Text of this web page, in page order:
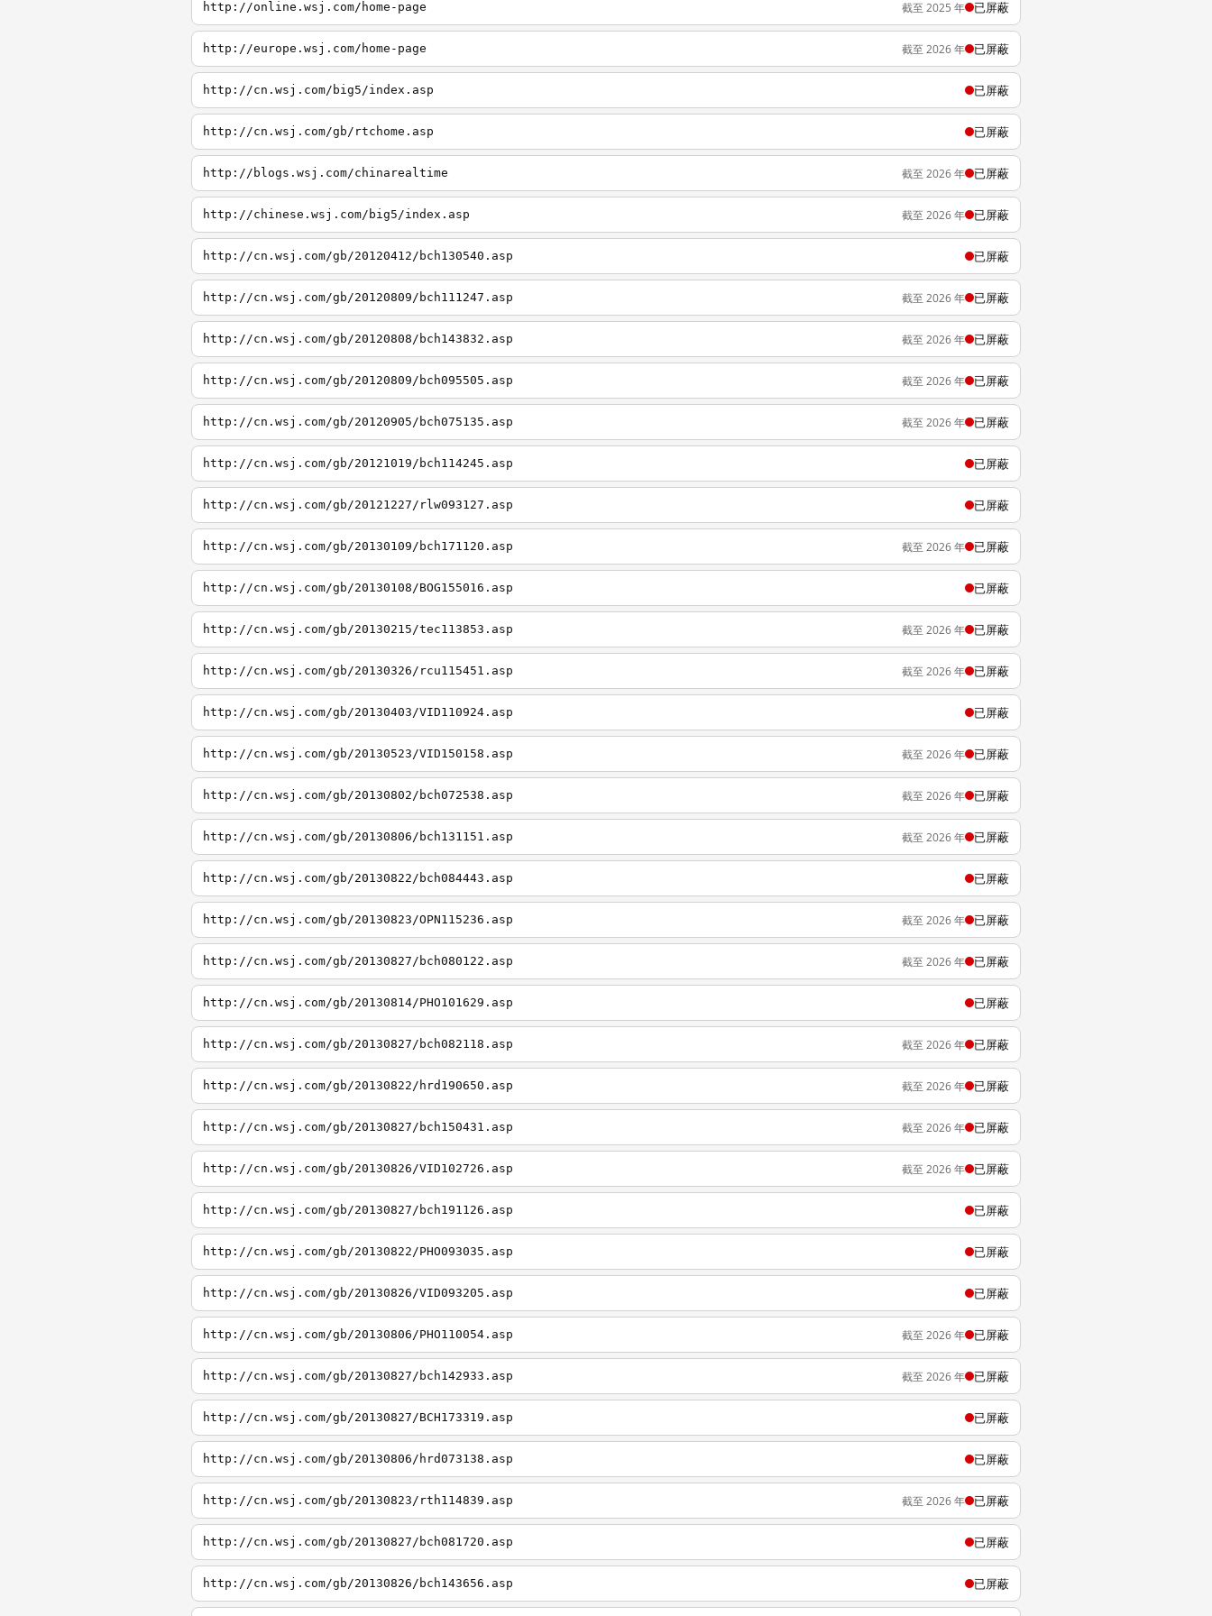
http://online.wsj.com/home-page 截至 2025 年 已屏蔽
http://europe.wsj.com/home-page 截至 2026 年 已屏蔽
http://cn.wsj.com/big5/index.asp 已屏蔽
http://cn.wsj.com/gb/rtchome.asp 已屏蔽
http://blogs.wsj.com/chinarealtime 截至 2026 年 已屏蔽
http://chinese.wsj.com/big5/index.asp 截至 2026 年 已屏蔽
http://cn.wsj.com/gb/20120412/bch130540.asp 已屏蔽
http://cn.wsj.com/gb/20120809/bch111247.asp 截至 2026 年 已屏蔽
http://cn.wsj.com/gb/20120808/bch143832.asp 截至 2026 年 已屏蔽
http://cn.wsj.com/gb/20120809/bch095505.asp 截至 2026 年 已屏蔽
http://cn.wsj.com/gb/20120905/bch075135.asp 截至 2026 年 已屏蔽
http://cn.wsj.com/gb/20121019/bch114245.asp 已屏蔽
http://cn.wsj.com/gb/20121227/rlw093127.asp 已屏蔽
http://cn.wsj.com/gb/20130109/bch171120.asp 截至 2026 年 已屏蔽
http://cn.wsj.com/gb/20130108/BOG155016.asp 已屏蔽
http://cn.wsj.com/gb/20130215/tec113853.asp 截至 2026 年 已屏蔽
http://cn.wsj.com/gb/20130326/rcu115451.asp 截至 2026 年 已屏蔽
http://cn.wsj.com/gb/20130403/VID110924.asp 已屏蔽
http://cn.wsj.com/gb/20130523/VID150158.asp 截至 2026 年 已屏蔽
http://cn.wsj.com/gb/20130802/bch072538.asp 截至 2026 年 已屏蔽
http://cn.wsj.com/gb/20130806/bch131151.asp 截至 2026 年 已屏蔽
http://cn.wsj.com/gb/20130822/bch084443.asp 已屏蔽
http://cn.wsj.com/gb/20130823/OPN115236.asp 截至 2026 年 已屏蔽
http://cn.wsj.com/gb/20130827/bch080122.asp 截至 2026 年 已屏蔽
http://cn.wsj.com/gb/20130814/PHO101629.asp 已屏蔽
http://cn.wsj.com/gb/20130827/bch082118.asp 截至 2026 年 已屏蔽
http://cn.wsj.com/gb/20130822/hrd190650.asp 截至 2026 年 已屏蔽
http://cn.wsj.com/gb/20130827/bch150431.asp 截至 2026 年 已屏蔽
http://cn.wsj.com/gb/20130826/VID102726.asp 截至 2026 年 已屏蔽
http://cn.wsj.com/gb/20130827/bch191126.asp 已屏蔽
http://cn.wsj.com/gb/20130822/PHO093035.asp 已屏蔽
http://cn.wsj.com/gb/20130826/VID093205.asp 已屏蔽
http://cn.wsj.com/gb/20130806/PHO110054.asp 截至 2026 年 已屏蔽
http://cn.wsj.com/gb/20130827/bch142933.asp 截至 2026 年 已屏蔽
http://cn.wsj.com/gb/20130827/BCH173319.asp 已屏蔽
http://cn.wsj.com/gb/20130806/hrd073138.asp 已屏蔽
http://cn.wsj.com/gb/20130823/rth114839.asp 截至 2026 年 已屏蔽
http://cn.wsj.com/gb/20130827/bch081720.asp 已屏蔽
http://cn.wsj.com/gb/20130826/bch143656.asp 已屏蔽